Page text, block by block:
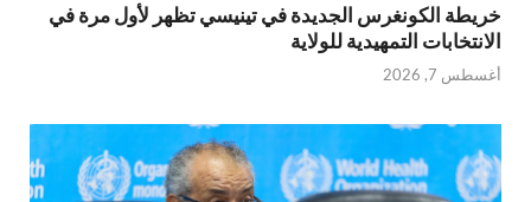
خريطة الكونغرس الجديدة في تينيسي تظهر لأول مرة في
الانتخابات التمهيدية للولاية
أغسطس 7, 2026